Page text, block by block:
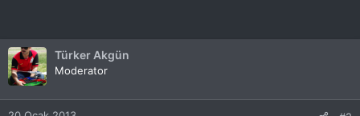
Türker Akgün
Moderator